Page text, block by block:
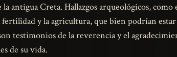
antigua Creta. Hallazgos arqueológicos,
y la agricultura, que bien podrían
testimonios de la reverencia y el
de su vida.